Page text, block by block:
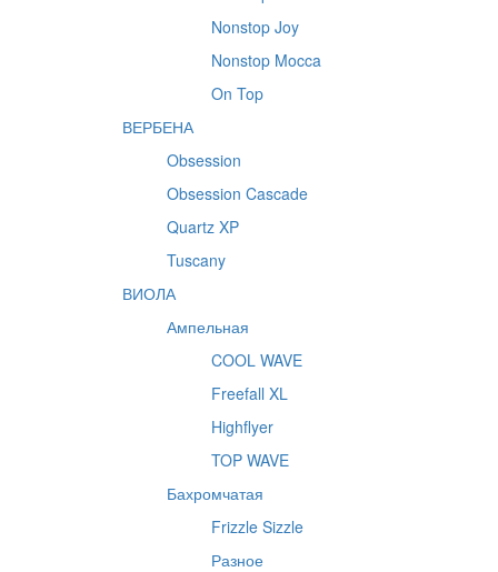
Nonstop Joy
Nonstop Mocca
On Top
ВЕРБЕНА
Obsession
Obsession Cascade
Quartz XP
Tuscany
ВИОЛА
Ампельная
COOL WAVE
Freefall XL
Highflyer
TOP WAVE
Бахромчатая
Frizzle Sizzle
Разное